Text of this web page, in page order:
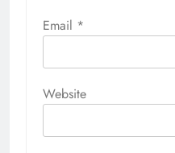
Email *
Website